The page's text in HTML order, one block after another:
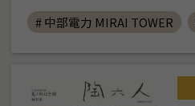
# 中部電力 MIRAI TOWER